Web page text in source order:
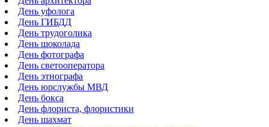
День уфолога
День ГИБДД
День трудоголика
День шоколада
День фотографа
День светооператора
День этнографа
День юрслужбы МВД
День бокса
День флориста, флористики
День шахмат